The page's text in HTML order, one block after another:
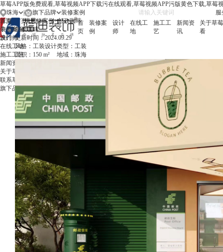
草莓APP版免费观看,草莓视频APP下载污在线观看,草莓视频APP污版黄色下载,草莓
珠海
珠海
中山
澳门
旗下品牌
境思
服
首
页
装修案
例
设计
师
在线工
地
施工工
艺
新闻资
讯
关于草
看
首页
装修案例
设计师
在线工地
施工工艺
新闻资讯
关于草莓APP版免费观看
联系草莓APP版免费观看
旗下品牌
简/繁 EN
首页>装修案例>邮政咖啡
邮政咖啡
更新时间：2024.09.29
风格： 工装设计
面积： 150 m²
类型： 工装
地域： 珠海